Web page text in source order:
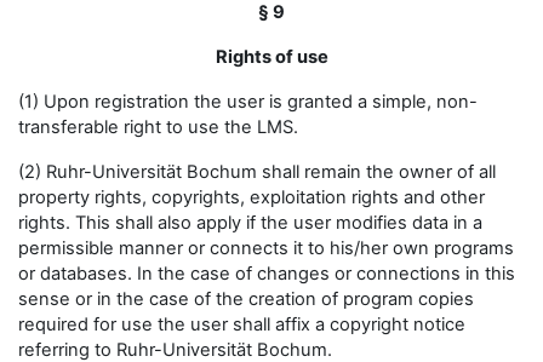
§ 9
Rights of use
(1) Upon registration the user is granted a simple, non-
transferable right to use the LMS.
(2) Ruhr-Universität Bochum shall remain the owner of all
property rights, copyrights, exploitation rights and other
rights. This shall also apply if the user modifies data in a
permissible manner or connects it to his/her own programs
or databases. In the case of changes or connections in this
sense or in the case of the creation of program copies
required for use the user shall affix a copyright notice
referring to Ruhr-Universität Bochum.